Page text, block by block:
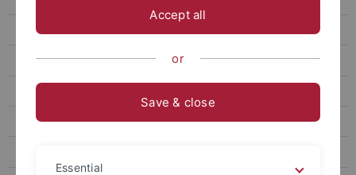
Box mit Bild mit Rahmen
Box weiß
Box anthrazit
Pfeile weiß
Accept all
or
Save & close
Essential